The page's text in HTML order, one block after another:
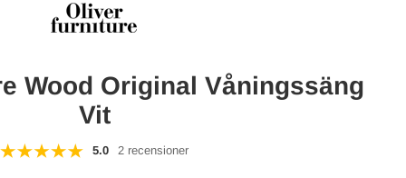
Wood Original Våningssäng
Vit
5.0 2 recensioner